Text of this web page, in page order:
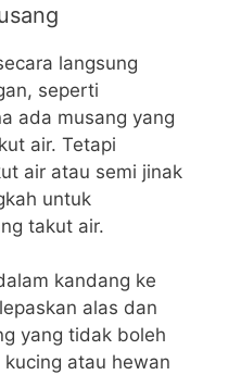
langsung
seperti
ada musang yang
air. Tetapi
air atau semi jinak
untuk
takut air.
kandang ke
alas dan
yang tidak boleh
atau hewan